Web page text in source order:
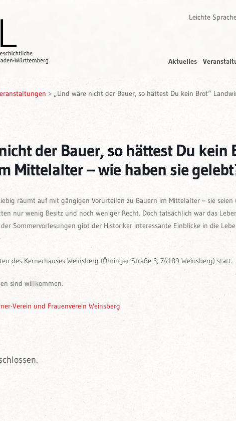
Leichte Sprache
Aktuelles
> „Und wäre nicht der Bauer, so hättest Du kein Brot“
der Bauer, so hättest Du kein
Mittelalter – wie haben sie
räumt auf mit gängigen Vorurteilen zu Bauern im Mittelalter – sie
nur wenig Besitz und noch weniger Recht. Doch tatsächlich war das
Sommervorlesungen gibt der Historiker interessante Einblicke in die
des Kernerhauses Weinsberg (Öhringer Straße 3, 74189 Weinsberg) statt.
sind willkommen.
Verein und Frauenverein Weinsberg